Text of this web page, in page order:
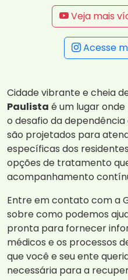
Veja mais
Acesse
Cidade vibrante e cheia
Paulista é um lugar
o desafio da dependência
são projetados para
específicas dos
opções de tratamento
acompanhamento
Entre em contato com a
sobre como podemos
pronta para fornecer
médicos e os processos
que você e seu ente
necessária para a